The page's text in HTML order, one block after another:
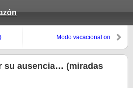
Modo vacacional on
su ausencia… (miradas